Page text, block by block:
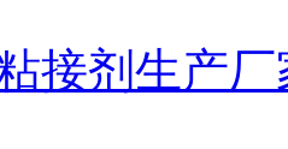
接剂生产厂